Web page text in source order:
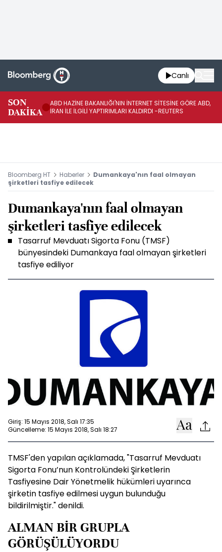
Canlı
SON
DAKİKA
ABD HAZİNE BAKANLIĞI'NIN İNTERNET SİTESİNE GÖRE ABD,
İRAN İLE İLGİLİ YAPTIRIMLARI KALDIRDI -REUTERS
Bloomberg HT Haberler
Dumankaya'nın faal olmayan
şirketleri tasfiye edilecek
Dumankaya'nın faal olmayan
şirketleri tasfiye edilecek
Tasarruf Mevduatı Sigorta Fonu (TMSF)
bünyesindeki Dumankaya faal olmayan şirketleri
tasfiye ediliyor
Giriş: 15 Mayıs 2018, Salı 17:35
Güncelleme: 15 Mayıs 2018, Salı 18:27
TMSF'den yapılan açıklamada, "Tasarruf Mevduatı
Sigorta Fonu’nun Kontrolündeki Şirketlerin
Tasfiyesine Dair Yönetmelik hükümleri uyarınca
şirketin tasfiye edilmesi uygun bulunduğu
bildirilmiştir." denildi.
ALMAN BİR GRUPLA
GÖRÜŞÜLÜYORDU